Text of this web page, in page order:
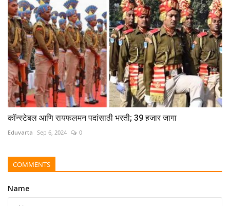
कॉन्स्टेबल आणि रायफलमन पदांसाठी भरती; 39 हजार जागा
Eduvarta Sep 6, 2024 0
COMMENTS
Name